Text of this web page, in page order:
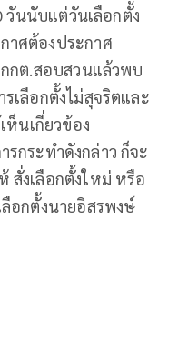
วันนับแต่วันเลือกตั้ง
าศต้องประกาศ
กต.สอบสวนแล้วพบ
เลือกตั้งไม่สุจริตและ
ห็นเกี่ยวข้อง
กระทำดังกล่าว ก็จะ
สั่งเลือกตั้งใหม่ หรือ
อกตั้งนายอิสรพงษ์